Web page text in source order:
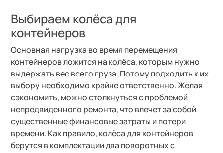
Выбираем колёса для
контейнеров
Основная нагрузка во время перемещения
контейнеров ложится на колёса, которым нужно
выдержать вес всего груза. Потому подходить к их
выбору необходимо крайне ответственно. Желая
сэкономить, можно столкнуться с проблемой
непредвиденного ремонта, что влечет за собой
существенные финансовые затраты и потери
времени. Как правило, колёса для контейнеров
берутся в комплектации два поворотных с